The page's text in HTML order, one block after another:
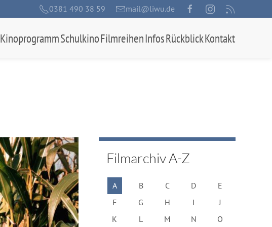
0381 490 38 59 mail@liwu.de
KinoprogrammSchulkinoFilmreihenInfosRückblickKontakt
Filmarchiv A-Z
A B C D
E
F
G H I
J
K
L M N O